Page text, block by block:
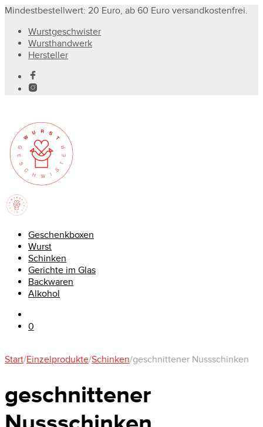
Mindestbestellwert: 20 Euro, ab 60 Euro versandkostenfrei.
Wurstgeschwister
Wursthandwerk
Hersteller
Geschenkboxen
Wurst
Schinken
Gerichte im Glas
Backwaren
Alkohol
0
Start/Einzelprodukte/Schinken/geschnittener Nussschinken
geschnittener